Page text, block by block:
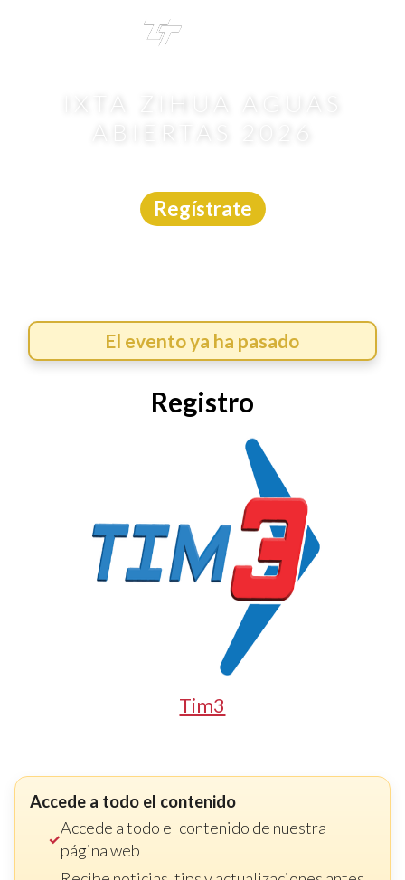
IXTA ZIHUA AGUAS
ABIERTAS 2026
Regístrate
El evento ya ha pasado
Registro
Tim3
Accede a todo el contenido
Accede a todo el contenido de nuestra
página web